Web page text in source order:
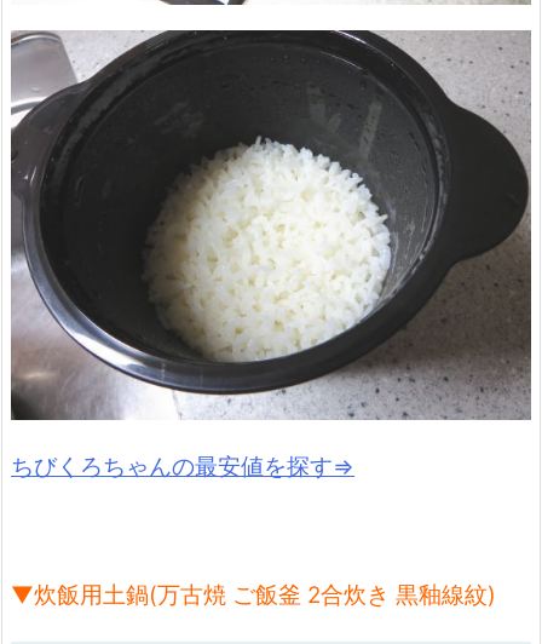
ちびくろちゃんの最安値を探す⇒
▼炊飯用土鍋(万古焼 ご飯釜 2合炊き 黒釉線紋)